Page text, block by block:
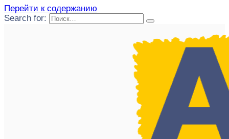
Перейти к содержанию
Search for: